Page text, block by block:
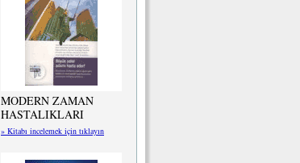
MODERN ZAMAN
HASTALIKLARI
» Kitabı incelemek için tıklayın